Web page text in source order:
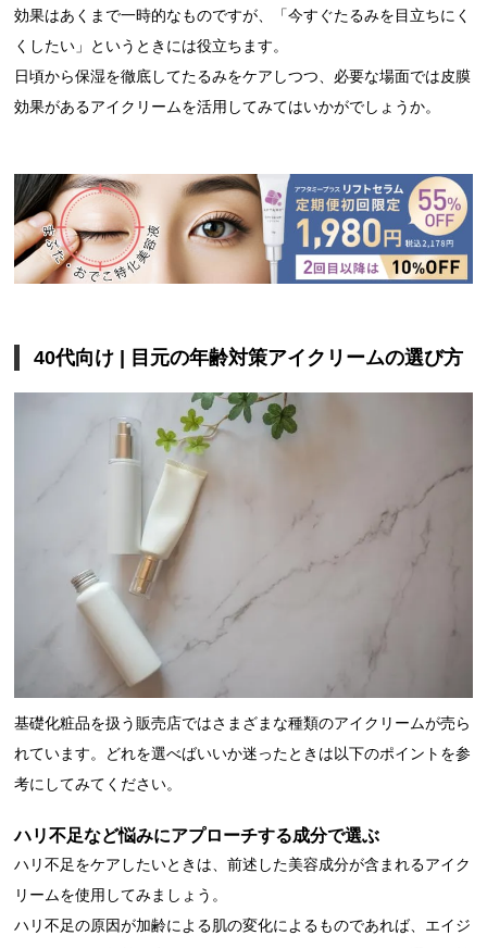
効果はあくまで一時的なものですが、「今すぐたるみを目立ちにく
くしたい」というときには役立ちます。
日頃から保湿を徹底してたるみをケアしつつ、必要な場面では皮膜
効果があるアイクリームを活用してみてはいかがでしょうか。
40代向け | 目元の年齢対策アイクリームの選び方
基礎化粧品を扱う販売店ではさまざまな種類のアイクリームが売ら
れています。どれを選べばいいか迷ったときは以下のポイントを参
考にしてみてください。
ハリ不足など悩みにアプローチする成分で選ぶ
ハリ不足をケアしたいときは、前述した美容成分が含まれるアイク
リームを使用してみましょう。
ハリ不足の原因が加齢による肌の変化によるものであれば、エイジ